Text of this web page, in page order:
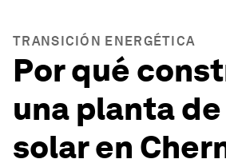
TRANSICIÓN ENERGÉTICA
Por qué
una planta
solar en